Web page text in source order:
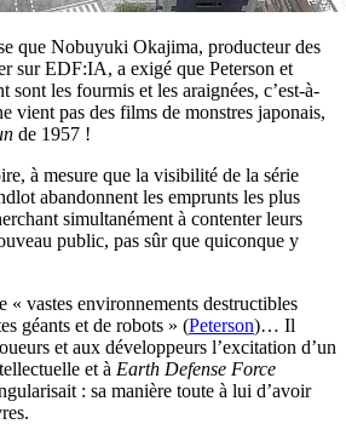
que Nobuyuki Okajima, producteur des
sur EDF:IA, a exigé que Peterson et
les fourmis et les araignées, c’est-à-
vient pas des films de monstres japonais,
de 1957 !
à mesure que la visibilité de la série
abandonnent les emprunts les plus
simultanément à contenter leurs
public, pas sûr que quiconque y
« vastes environnements destructibles
géants et de robots » (Peterson)… Il
et aux développeurs l’excitation d’un
et à Earth Defense Force
: sa manière toute à lui d’avoir